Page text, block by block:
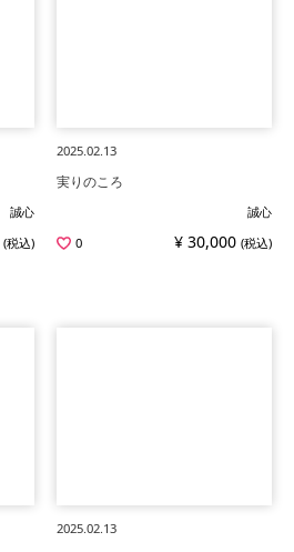
誠心
(税込)
2025.02.13
実りのころ
誠心
0
¥ 30,000 (税込)
2025.02.13